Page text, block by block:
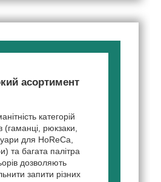
асортимент
категорій
(гаманці, рюкзаки,
для HoReCa,
та багата палітра
дозволяють
запити різних